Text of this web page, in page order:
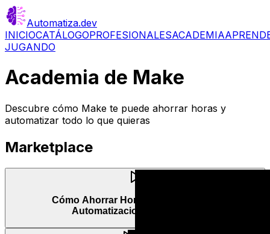
Automatiza.dev
INICIOCATÁLOGOPROFESIONALESACADEMIA
JUGANDO
Academia de Make
Descubre cómo Make te puede ahorrar horas y
automatizar todo lo que quieras
Marketplace
Cómo Ahorrar Horas de Trabajo con
Automatizaciones Gratuitas